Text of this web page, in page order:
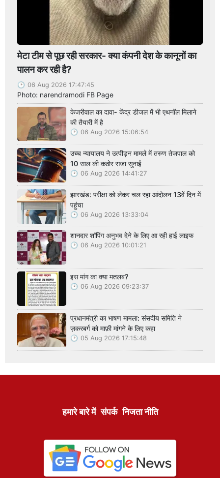
मेटा टीम से पूछ रही सरकार- क्या कंपनी देश के कानूनों का
पालन कर रही है?
06 Aug 2026 17:47:45
Photo: narendramodi FB Page
केजरीवाल का दावा- केंद्र डीजल में भी एथनॉल मिलाने
की तैयारी में है
06 Aug 2026 15:06:54
उच्च न्यायालय ने उत्पीड़न मामले में तरुण तेजपाल को
10 साल की कठोर सजा सुनाई
06 Aug 2026 14:41:27
झारखंड: परीक्षा को लेकर चल रहा आंदोलन 13वें दिन में
पहुंचा
06 Aug 2026 13:33:04
शानदार शॉपिंग अनुभव देने के लिए आ रही हाई लाइफ
06 Aug 2026 10:01:21
इस मांग का क्या मतलब?
06 Aug 2026 09:23:37
प्रधानमंत्री का भाषण मामला: संसदीय समिति ने
ज़करबर्ग को माफ़ी मांगने के लिए कहा
05 Aug 2026 17:15:48
हमारे बारे में संपर्क निजता नीति